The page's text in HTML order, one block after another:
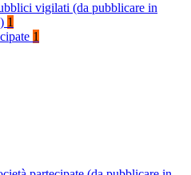
vigilati (da pubblicare in
1
1